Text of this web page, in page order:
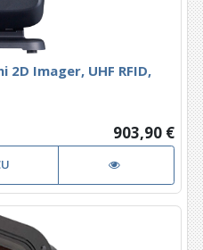
Imager, UHF RFID,
903,90 €